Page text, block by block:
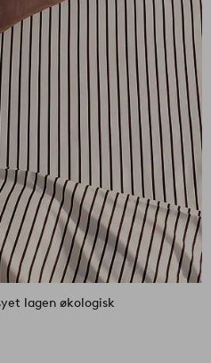
lagen økologisk